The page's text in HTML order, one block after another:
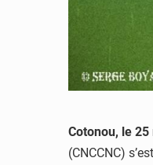
Cotonou, le
(CNCCNC)